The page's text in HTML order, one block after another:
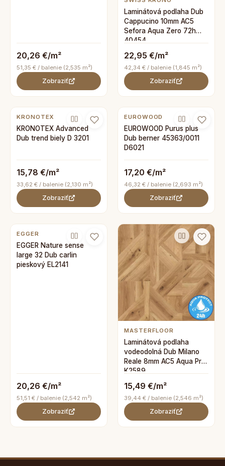
20,26 €/m²
51,35 € / balenie (2,535 m²)
Zobraziť
Laminátová podlaha Dub
Cappucino 10mm AC5
Sefora Aqua Zero 72h
40454
22,95 €/m²
42,34 € / balenie (1,845 m²)
Zobraziť
KRONOTEX
KRONOTEX Advanced
Dub trend biely D 3201
15,78 €/m²
33,62 € / balenie (2,130 m²)
Zobraziť
EUROWOOD
EUROWOOD Purus plus
Dub berner 45363/0011
D6021
17,20 €/m²
46,32 € / balenie (2,693 m²)
Zobraziť
EGGER
EGGER Nature sense
large 32 Dub carlin
pieskový EL2141
20,26 €/m²
51,51 € / balenie (2,542 m²)
Zobraziť
MASTERFLOOR
Laminátová podlaha
vodeodolná Dub Milano
Reale 8mm AC5 Aqua Pro
K2589
15,49 €/m²
39,44 € / balenie (2,546 m²)
Zobraziť